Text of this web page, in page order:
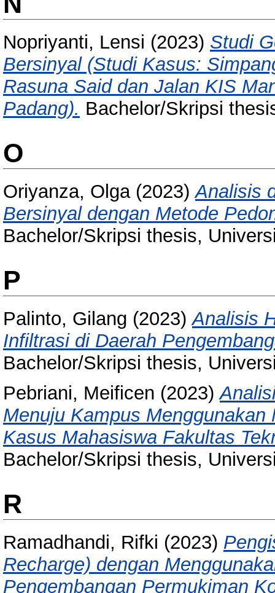
Nopriyanti, Lensi (2023) Studi
Bersinyal (Studi Kasus:
Rasuna Said dan Jalan KIS
Padang). Bachelor/Skripsi
O
Oriyanza, Olga(2023)Analisis
Bersinyal dengan Metode
Bachelor/Skripsi thesis,
P
Palinto, Gilang (2023)Analisis
Infiltrasi di Daerah
Bachelor/Skripsi thesis,
Pebriani, Meificen (2023)
Menuju Kampus
Kasus Mahasiswa Fakultas
Bachelor/Skripsi thesis,
R
Ramadhandi, Rifki (2023)
Recharge) dengan
Pengembangan Permukiman